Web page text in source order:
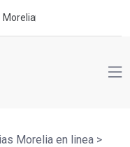
Morelia
Morelia en linea >